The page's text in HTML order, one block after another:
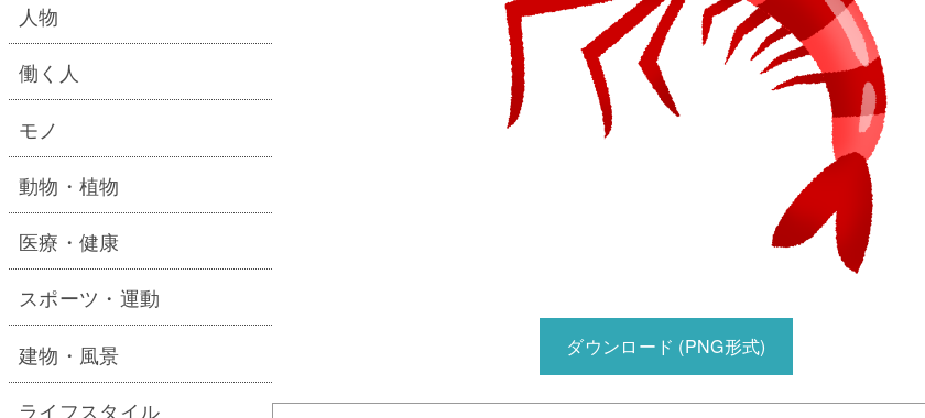
ダウンロード (PNG形式)
人物
働く人
モノ
動物・植物
医療・健康
スポーツ・運動
建物・風景
ライフスタイル